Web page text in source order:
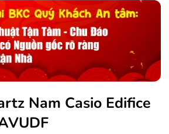
Nam Casio Edifice